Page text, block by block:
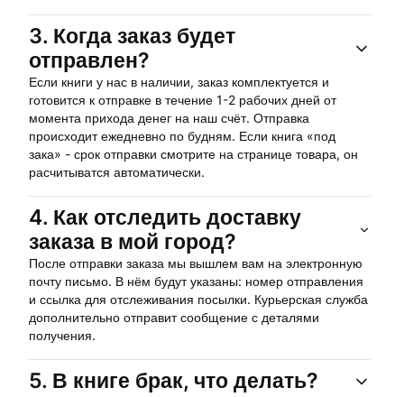
3. Когда заказ будет
отправлен?
Если книги у нас в наличии, заказ комплектуется и
готовится к отправке в течение 1-2 рабочих дней от
момента прихода денег на наш счёт. Отправка
происходит ежедневно по будням. Если книга «под
зака» - срок отправки смотрите на странице товара, он
расчитыватся автоматически.
4. Как отследить доставку
заказа в мой город?
После отправки заказа мы вышлем вам на электронную
почту письмо. В нём будут указаны: номер отправления
и ссылка для отслеживания посылки. Курьерская служба
дополнительно отправит сообщение с деталями
получения.
5. В книге брак, что делать?